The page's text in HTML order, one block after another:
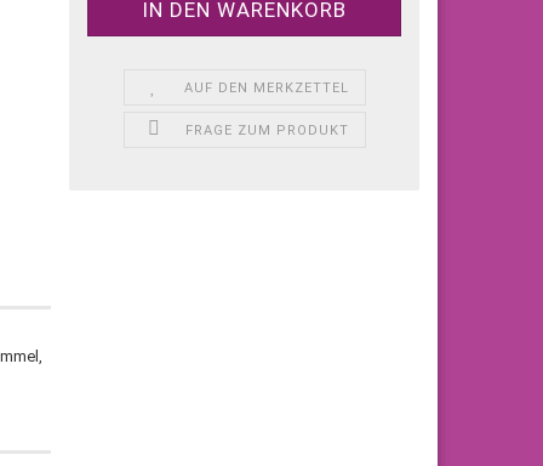
AUF DEN MERKZETTEL
FRAGE ZUM PRODUKT